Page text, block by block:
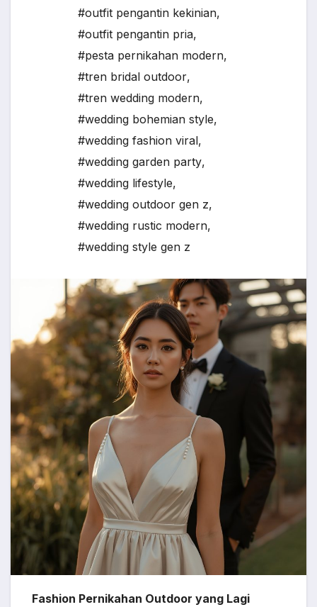
#outfit pengantin kekinian,
#outfit pengantin pria,
#pesta pernikahan modern,
#tren bridal outdoor,
#tren wedding modern,
#wedding bohemian style,
#wedding fashion viral,
#wedding garden party,
#wedding lifestyle,
#wedding outdoor gen z,
#wedding rustic modern,
#wedding style gen z
Fashion Pernikahan Outdoor yang Lagi